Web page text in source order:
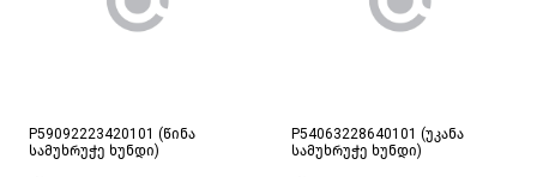
P59092223420101 (წინა
სამუხრუჭე ხუნდი)
P54063228640101 (უკანა
სამუხრუჭე ხუნდი)